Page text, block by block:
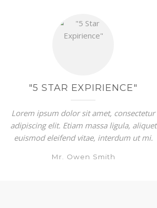
"5 STAR EXPIRIENCE"
Lorem ipsum dolor sit amet, consectetur
adipiscing elit. Etiam massa ligula, aliquet
euismod eleifend vitae, interdum ut mi.
Mr. Owen Smith